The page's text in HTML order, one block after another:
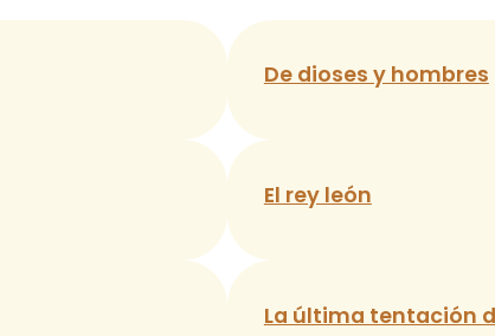
De dioses y hombres
El rey león
La última tentación